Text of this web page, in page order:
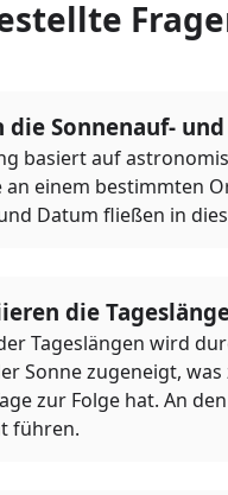
die Sonnenauf-
basiert auf
an einem bestimmten
Datum fließen in
die
Tageslängen wird
Sonne zugeneigt,
zur Folge hat. An
führen.